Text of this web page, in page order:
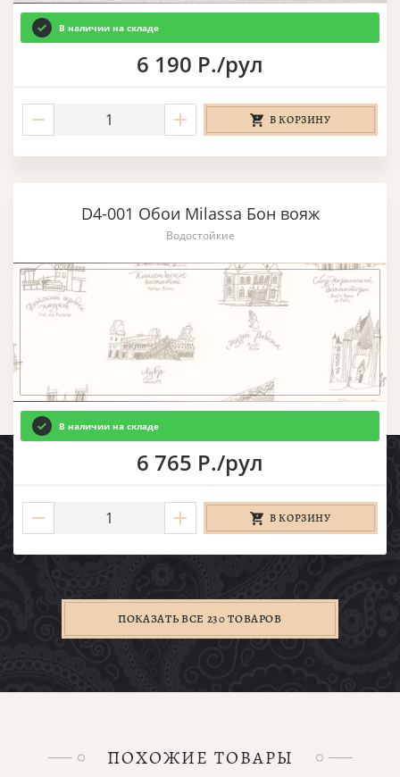
В наличии на складе
6 190 Р./рул
В КОРЗИНУ
D4-001 Обои Milassa Бон вояж
Водостойкие
В наличии на складе
6 765 Р./рул
В КОРЗИНУ
ПОКАЗАТЬ ВСЕ 230 ТОВАРОВ
ПОХОЖИЕ ТОВАРЫ